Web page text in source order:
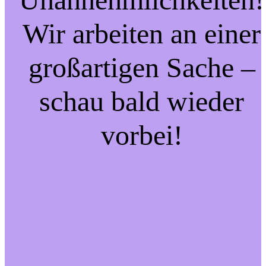
Wir arbeiten an einer
großartigen Sache –
schau bald wieder
vorbei!